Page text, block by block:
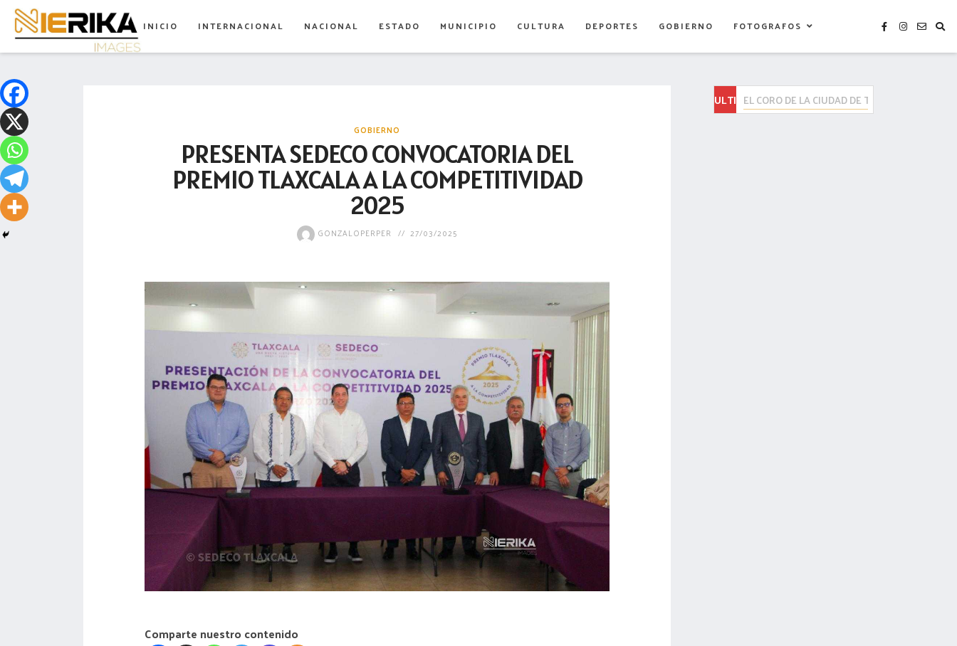
INICIO INTERNACIONAL NACIONAL ESTADO MUNICIPIO CULTURA DEPORTES GOBIERNO FOTOGRAFOS
GOBIERNO
PRESENTA SEDECO CONVOCATORIA DEL
PREMIO TLAXCALA A LA COMPETITIVIDAD
2025
GONZALOPERPER 27/03/2025
Comparte nuestro contenido
ULTIMASENTREGA GOBIERNO DEL ESTADO CAMAS
aamtlax
abanderamiento
abasto
abejas
abogadas
abuelos
acceso
accidente